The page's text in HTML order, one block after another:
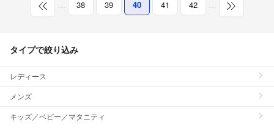
… 38 39 40 41 42 …
タイプで絞り込み
レディース
メンズ
キッズ／ベビー／マタニティ